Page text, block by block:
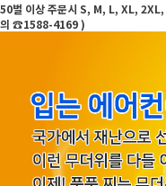
50벌 이상 주문시 S, M, L, XL,
의 ☎1588-4169 )